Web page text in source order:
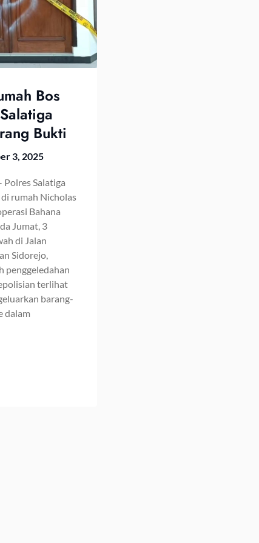
Bos
Bukti
3, 2025
Salatiga
rumah Nicholas
Bahana
Jumat, 3
di Jalan
Sidorejo,
penggeledahan
terlihat
barang-
dalam